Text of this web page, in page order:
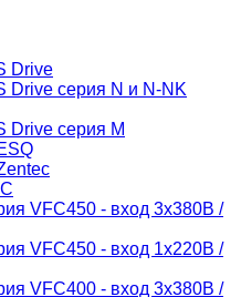
Drive
Drive серия N и N-NK
Drive серия М
VFC450 - вход 3х380В /
VFC450 - вход 1х220В /
VFC400 - вход 3х380В /